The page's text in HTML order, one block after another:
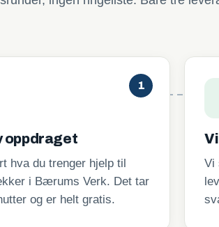
1
oppdraget
hva du trenger hjelp til
i Bærums Verk. Det tar
og er helt gratis.
Vi